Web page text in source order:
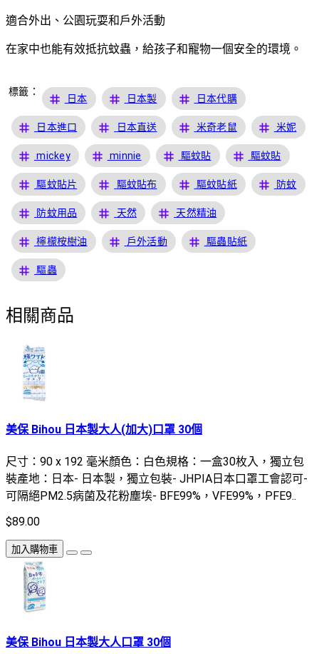
適合外出、公園玩耍和戶外活動
在家中也能有效抵抗蚊蟲，給孩子和寵物一個安全的環境。
標籤：
tag 日本 tag 日本製 tag 日本代購
tag 日本進口 tag 日本直送 tag 米奇老鼠 tag 米妮
tag mickey tag minnie tag 驅蚊貼 tag 驅蚊貼
tag 驅蚊貼片 tag 驅蚊貼布 tag 驅蚊貼紙 tag 防蚊
tag 防蚊用品 tag 天然 tag 天然精油
tag 檸檬桉樹油 tag 戶外活動 tag 驅蟲貼紙
tag 驅蟲
相關商品
美保 Bihou 日本製大人(加大)口罩 30個
尺寸：90 x 192 毫米顏色：白色規格：一盒30枚入，獨立包
裝產地：日本- 日本製，獨立包裝- JHPIA日本口罩工會認可-
可隔絕PM2.5病菌及花粉塵埃- BFE99%，VFE99%，PFE9..
$89.00
加入購物車
美保 Bihou 日本製大人口罩 30個